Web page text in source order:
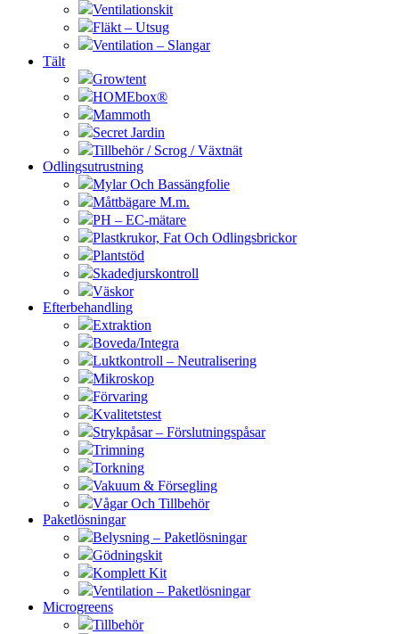
Ventilationskit
Fläkt – Utsug
Ventilation – Slangar
Tält
Growtent
HOMEbox®
Mammoth
Secret Jardin
Tillbehör / Scrog / Växtnät
Odlingsutrustning
Mylar Och Bassängfolie
Måttbägare M.m.
PH – EC-mätare
Plastkrukor, Fat Och Odlingsbrickor
Plantstöd
Skadedjurskontroll
Väskor
Efterbehandling
Extraktion
Boveda/Integra
Luktkontroll – Neutralisering
Mikroskop
Förvaring
Kvalitetstest
Strykpåsar – Förslutningspåsar
Trimning
Torkning
Vakuum & Försegling
Vågar Och Tillbehör
Paketlösningar
Belysning – Paketlösningar
Gödningskit
Komplett Kit
Ventilation – Paketlösningar
Microgreens
Tillbehör